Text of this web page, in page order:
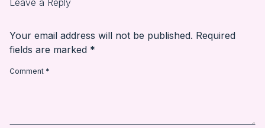
Leave a Reply
Your email address will not be published. Required
fields are marked *
Comment *